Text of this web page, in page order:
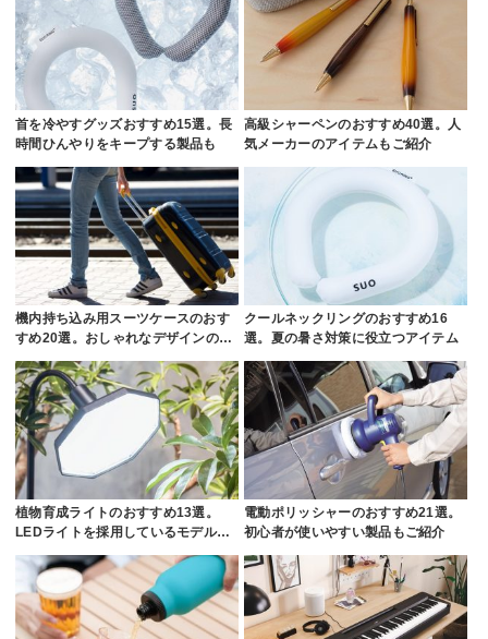
首を冷やすグッズおすすめ15選。長
時間ひんやりをキープする製品も
高級シャーペンのおすすめ40選。人
気メーカーのアイテムもご紹介
機内持ち込み用スーツケースのおす
すめ20選。おしゃれなデザインの…
クールネックリングのおすすめ16
選。夏の暑さ対策に役立つアイテム
植物育成ライトのおすすめ13選。
LEDライトを採用しているモデル…
電動ポリッシャーのおすすめ21選。
初心者が使いやすい製品もご紹介